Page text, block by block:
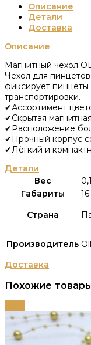
Описание
Детали
Доставка
Описание
Магнитный чехол
Чехол для
фиксирует пинцеты
транспортировки.
✔Ассортимент
✔Скрытая
✔Расположение
✔Прочный корпус
✔Лёгкий и
Детали
Вес
Габариты
Страна
Производитель
Доставка
Похожие